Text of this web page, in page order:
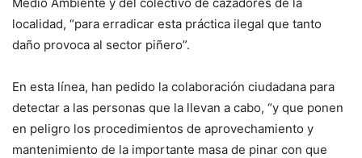
localidad, “para erradicar esta práctica ilegal que tanto
daño provoca al sector piñero”.
En esta línea, han pedido la colaboración ciudadana para
detectar a las personas que la llevan a cabo, “y que ponen
en peligro los procedimientos de aprovechamiento y
mantenimiento de la importante masa de pinar con que